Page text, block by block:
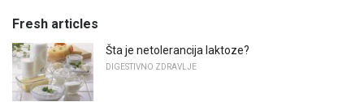
Fresh articles
Šta je netolerancija laktoze?
DIGESTIVNO ZDRAVLJE